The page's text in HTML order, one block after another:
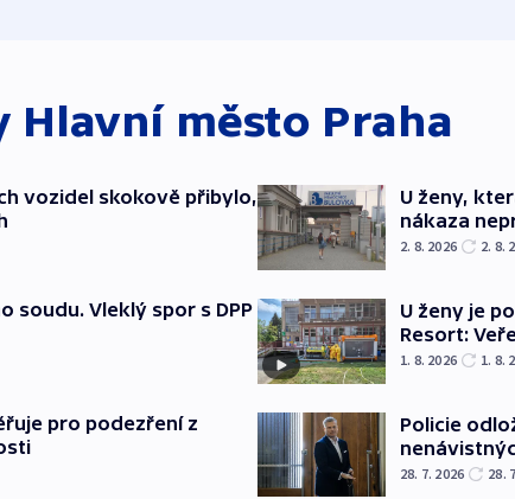
Hlavní město Praha
vozidel skokově přibylo,
soudu. Vleklý spor s DPP
pro podezření z
U ženy,
nákaza
2. 8. 2026 2. 8.
U ženy je
Resort:
1. 8. 2026 1. 8.
Policie
28. 7. 2026 28.